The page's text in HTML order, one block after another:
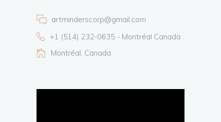
artminderscorp@gmail.com
+1 (514) 232-0635 - Montréal Canada
Montréal, Canada